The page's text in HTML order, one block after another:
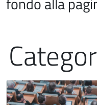
Immagine